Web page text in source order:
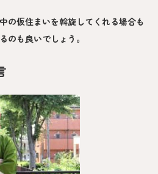
の仮住まいを斡旋してくれる場合も
のも良いでしょう。